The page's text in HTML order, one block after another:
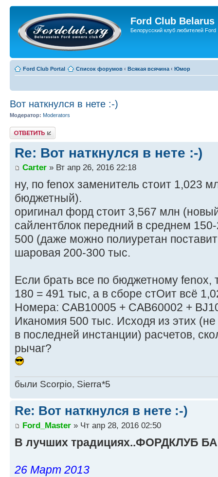
Ford Club Belarus
Белорусский клуб любителей Ford
Ford Club Portal Список форумов ‹ Всякая всячина ‹ Юмор
Вот наткнулся в нете :-)
Модератор: Moderators
Ответить
Re: Вот наткнулся в нете :-)
Carter » Вт апр 26, 2016 22:18
ну, по fenox заменитель стоит 1,023
бюджетный).
оригинал форд стоит 3,567 млн
сайлентблок передний в среднем
500 (даже можно полиуретан
шаровая 200-300 тыс.
Если брать все по бюджетному fenox,
180 = 491 тыс, а в сборе стОит всё
Номера: CAB10005 + CAB60002 +
Иканомия 500 тыс. Исходя из этих
в последней инстанции) расчетов,
рычаг?
были Scorpio, Sierra*5
Re: Вот наткнулся в нете :-)
Ford_Master » Чт апр 28, 2016 02:50
В лучших традициях..ФОРДКЛУБ
26 Март 2013